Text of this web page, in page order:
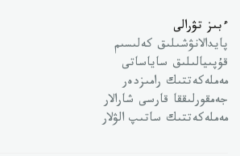
ءبىز تۋرالى
پايدالانۋشىلىق كەلىسىم
قۇپىيالىلىق ساياساتى
مەملەكەتتىك رامىزدەر
جەمقورلىققا قارسى شارالار
مەملەكەتتىك ساتىپ الۋلار